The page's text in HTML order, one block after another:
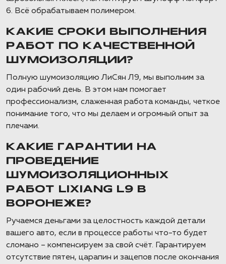
6. Всё обрабатываем полимером.
КАКИЕ СРОКИ ВЫПОЛНЕНИЯ
РАБОТ ПО КАЧЕСТВЕННОЙ
ШУМОИЗОЛЯЦИИ?
Полную шумоизоляцию ЛиСян Л9, мы выполним за
один рабочий день. В этом нам помогает
профессионализм, слаженная работа команды, четкое
понимание того, что мы делаем и огромный опыт за
плечами.
КАКИЕ ГАРАНТИИ НА
ПРОВЕДЕНИЕ
ШУМОИЗОЛЯЦИОННЫХ
РАБОТ LIXIANG L9 В
ВОРОНЕЖЕ?
Ручаемся деньгами за целостность каждой детали
вашего авто, если в процессе работы что-то будет
сломано – компенсируем за свой счёт. Гарантируем
отсутствие пятен, царапин и зацепов после окончания